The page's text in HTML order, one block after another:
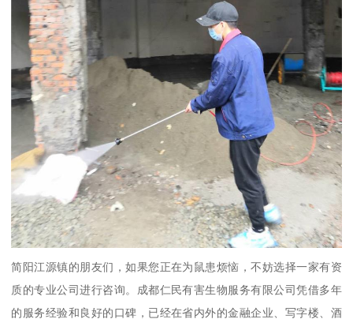
简阳江源镇的朋友们，如果您正在为鼠患烦恼，不妨选择一家有资
质的专业公司进行咨询。成都仁民有害生物服务有限公司凭借多年
的服务经验和良好的口碑，已经在省内外的金融企业、写字楼、酒